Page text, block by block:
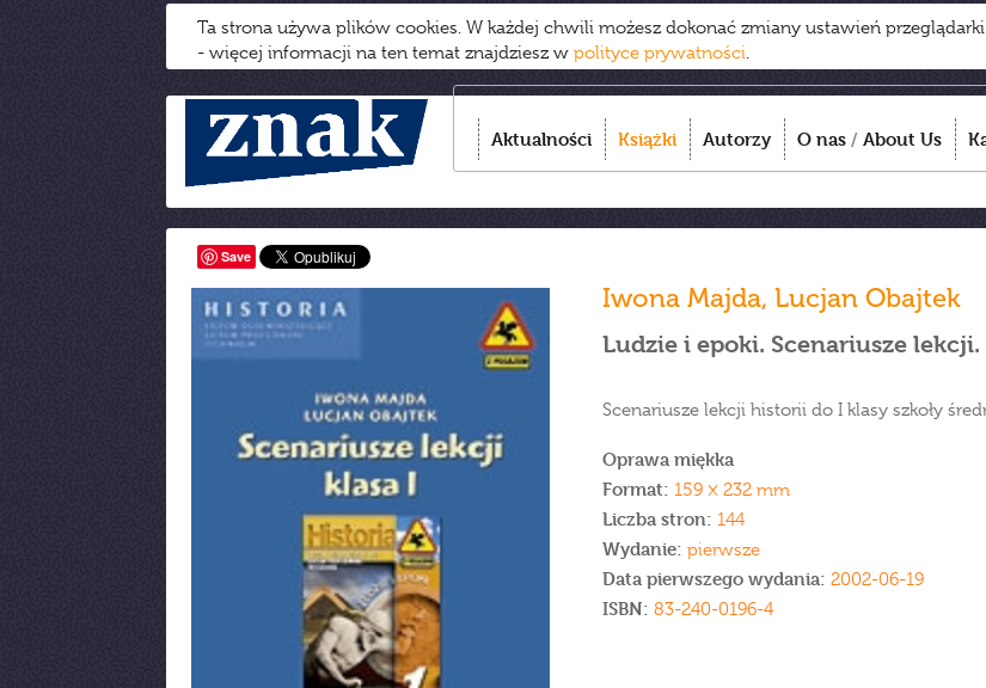
Ta strona używa plików cookies. W każdej chwili możesz dokonać zmiany ustawień
- więcej informacji na ten temat znajdziesz w polityce prywatności.
Aktualności Książki Autorzy O nas / About Us
Save
Iwona Majda, Lucjan Obajtek
Ludzie i epoki. Scenariusze lekcji.
Scenariusze lekcji historii do I klasy szkoły
Oprawa miękka
Format: 159 × 232 mm
Liczba stron: 144
Wydanie: pierwsze
Data pierwszego wydania: 2002-06-19
ISBN: 83-240-0196-4